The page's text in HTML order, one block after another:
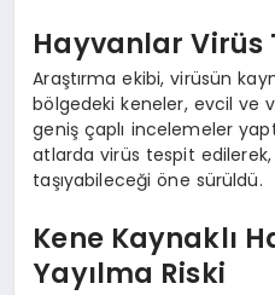
Hayvanlar Virüs
Araştırma ekibi, virüsün
bölgedeki keneler, evcil ve
geniş çaplı incelemeler
atlarda virüs tespit edilerek,
taşıyabileceği öne sürüldü.
Kene Kaynaklı
Yayılma Riski